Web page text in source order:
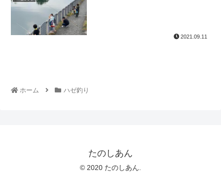
2021.09.11
ホーム ハゼ釣り
たのしあん
© 2020 たのしあん.